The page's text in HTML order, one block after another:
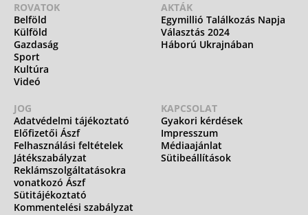
ROVATOK
Belföld
Külföld
Gazdaság
Sport
Kultúra
Videó
AKTÁK
Egymillió Találkozás Napja
Választás 2024
Háború Ukrajnában
JOG
Adatvédelmi tájékoztató
Előfizetői Ászf
Felhasználási feltételek
Játékszabályzat
Reklámszolgáltatásokra
vonatkozó Ászf
Sütitájékoztató
Kommentelési szabályzat
KAPCSOLAT
Gyakori kérdések
Impresszum
Médiaajánlat
Sütibeállítások